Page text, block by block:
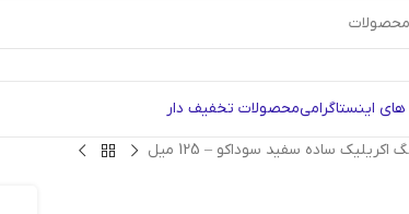
اینستاگرامیمحصولات تخفیف دار
اکریلیک ساده سفید سوداکو – 125 میل